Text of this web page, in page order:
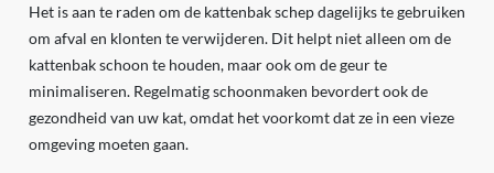
Het is aan te raden om de kattenbak schep dagelijks te gebruiken
om afval en klonten te verwijderen. Dit helpt niet alleen om de
kattenbak schoon te houden, maar ook om de geur te
minimaliseren. Regelmatig schoonmaken bevordert ook de
gezondheid van uw kat, omdat het voorkomt dat ze in een vieze
omgeving moeten gaan.